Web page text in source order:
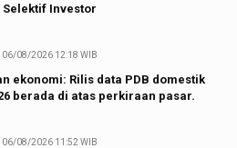
Selektif Investor
06/08/2026 12:18 WIB
ekonomi: Rilis data PDB domestik
berada di atas perkiraan pasar.
06/08/2026 11:52 WIB